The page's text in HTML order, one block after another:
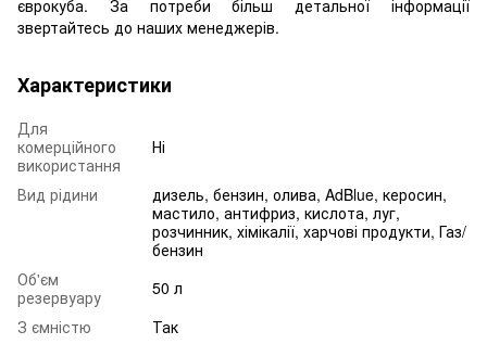
єврокуба. За потреби більш детальної інформації
звертайтесь до наших менеджерів.
Характеристики
Для
комерційного
використання
Ні
Вид рідини
дизель, бензин, олива, AdBlue, керосин,
мастило, антифриз, кислота, луг,
розчинник, хімікалії, харчові продукти, Газ/
бензин
Об'єм
резервуару
50 л
З ємністю
Так